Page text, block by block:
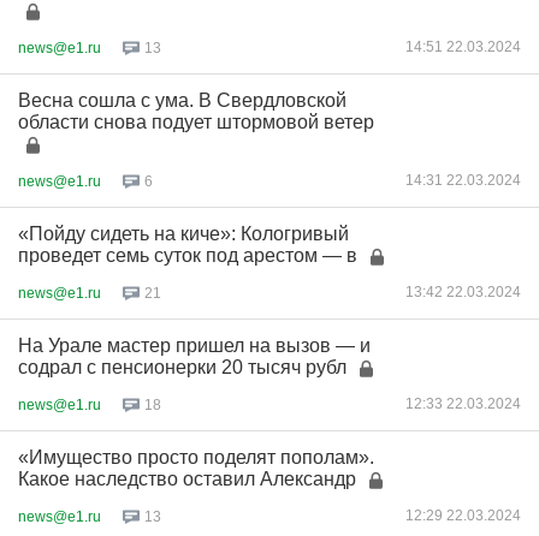
news@e1.ru 13 14:51 22.03.2024
Весна сошла с ума. В Свердловской
области снова подует штормовой ветер
news@e1.ru 6 14:31 22.03.2024
«Пойду сидеть на киче»: Кологривый
проведет семь суток под арестом — в
news@e1.ru 21 13:42 22.03.2024
На Урале мастер пришел на вызов — и
содрал с пенсионерки 20 тысяч рубл
news@e1.ru 18 12:33 22.03.2024
«Имущество просто поделят пополам».
Какое наследство оставил Александр
news@e1.ru 13 12:29 22.03.2024